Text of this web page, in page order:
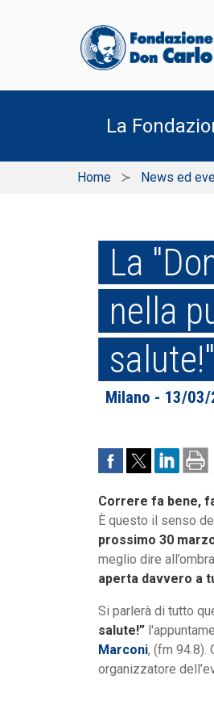
La
Home News ed
La
nella
salute!"
Milano - 13/
Correre fa bene,
È questo il senso
prossimo 30
meglio dire
aperta davvero a
Si parlerà di tutto
salute!”
Marconi, (fm 94.8).
organizzatore